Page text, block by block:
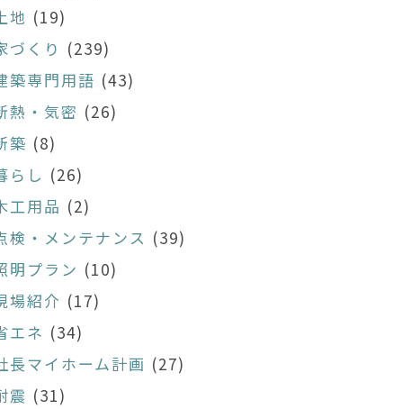
地 (19)
づくり (239)
築専門用語 (43)
熱・気密 (26)
築 (8)
らし (26)
工用品 (2)
検・メンテナンス (39)
明プラン (10)
場紹介 (17)
エネ (34)
長マイホーム計画 (27)
震 (31)